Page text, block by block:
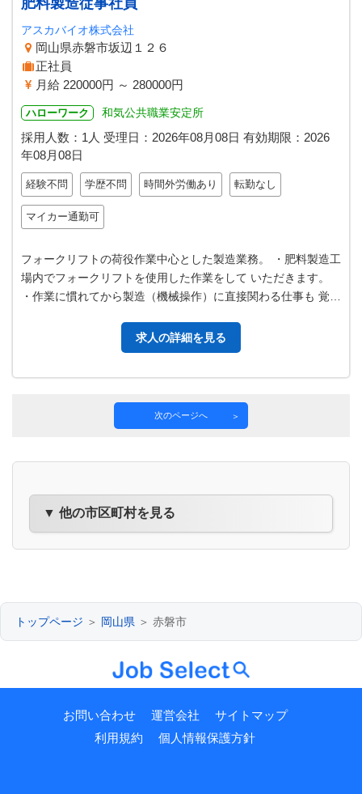
肥料製造従事社員
アスカバイオ株式会社
岡山県赤磐市坂辺１２６
正社員
月給 220000円 ～ 280000円
ハローワーク 和気公共職業安定所
採用人数：1人 受理日： 2026年08月08日 有効期限： 2026
年08月08日
経験不問 学歴不問 時間外労働あり 転勤なし
マイカー通勤可
フォークリフトの荷役作業中心とした製造業務。 ・肥料製造工
場内でフォークリフトを使用した作業をして いただきます。
・作業に慣れてから製造（機械操作）に直接関わる仕事も 覚え
求人の詳細を見る
次のページへ
▼ 他の市区町村を見る
トップページ ＞ 岡山県 ＞ 赤磐市
お問い合わせ 運営会社
サイトマップ
利用規約
個人情報保護方針